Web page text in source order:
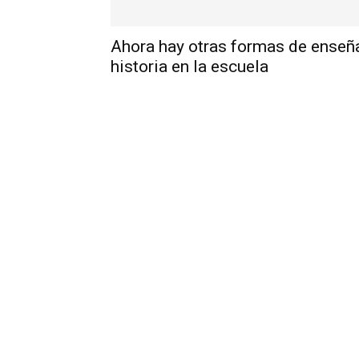
Ahora hay otras formas de
historia en la escuela